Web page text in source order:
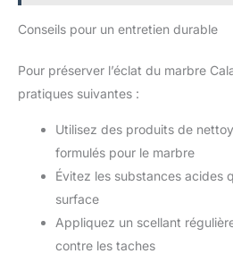
Conseils pour un entretien durable
Pour préserver l’éclat du marbre
pratiques suivantes :
Utilisez des produits de
formulés pour le marbre
Évitez les substances acides
surface
Appliquez un scellant
contre les taches